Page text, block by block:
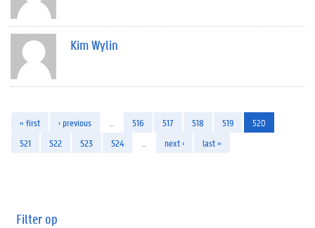
Kim Wylin
« first ‹ previous 516 517 518 519
520
521
522 523 524 next › last »
Filter op